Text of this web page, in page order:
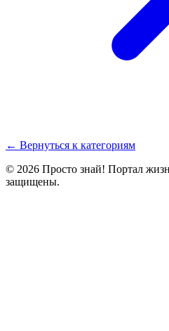
← Вернуться к категориям
© 2026 Просто знай! Портал
защищены.